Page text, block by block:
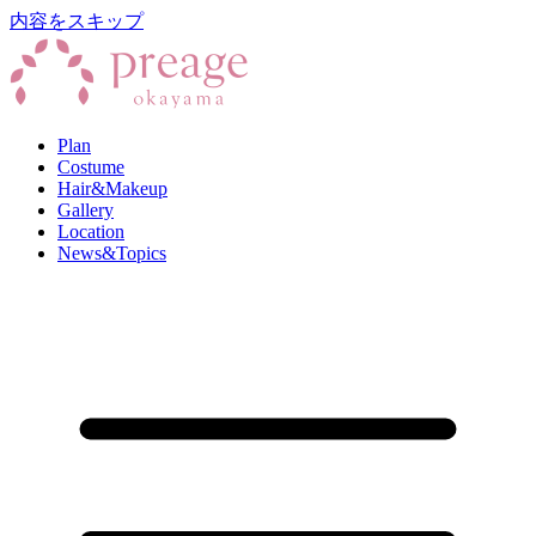
内容をスキップ
Plan
Costume
Hair&Makeup
Gallery
Location
News&Topics